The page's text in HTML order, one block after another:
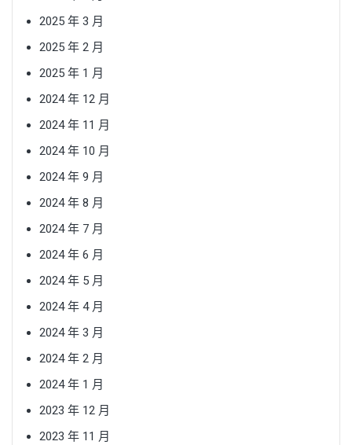
2025 年 3 月
2025 年 2 月
2025 年 1 月
2024 年 12 月
2024 年 11 月
2024 年 10 月
2024 年 9 月
2024 年 8 月
2024 年 7 月
2024 年 6 月
2024 年 5 月
2024 年 4 月
2024 年 3 月
2024 年 2 月
2024 年 1 月
2023 年 12 月
2023 年 11 月